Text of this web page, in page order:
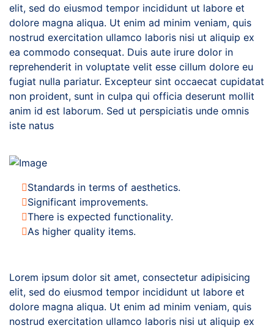
elit, sed do eiusmod tempor incididunt ut labore et
dolore magna aliqua. Ut enim ad minim veniam, quis
nostrud exercitation ullamco laboris nisi ut aliquip ex
ea commodo consequat. Duis aute irure dolor in
reprehenderit in voluptate velit esse cillum dolore eu
fugiat nulla pariatur. Excepteur sint occaecat cupidatat
non proident, sunt in culpa qui officia deserunt mollit
anim id est laborum. Sed ut perspiciatis unde omnis
iste natus
Standards in terms of aesthetics.
Significant improvements.
There is expected functionality.
As higher quality items.
Lorem ipsum dolor sit amet, consectetur adipisicing
elit, sed do eiusmod tempor incididunt ut labore et
dolore magna aliqua. Ut enim ad minim veniam, quis
nostrud exercitation ullamco laboris nisi ut aliquip ex